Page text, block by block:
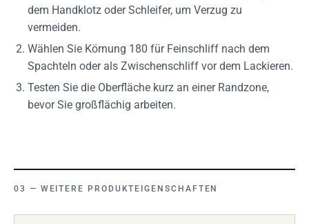
dem Handklotz oder Schleifer, um Verzug zu
vermeiden.
Wählen Sie Körnung 180 für Feinschliff nach dem
Spachteln oder als Zwischenschliff vor dem Lackieren.
Testen Sie die Oberfläche kurz an einer Randzone,
bevor Sie großflächig arbeiten.
WEITERE PRODUKTEIGENSCHAFTEN